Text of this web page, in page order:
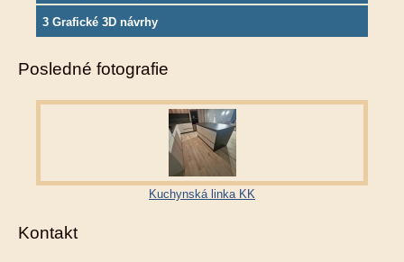
3 Grafické 3D návrhy
Posledné fotografie
Kuchynská linka KK
Kontakt